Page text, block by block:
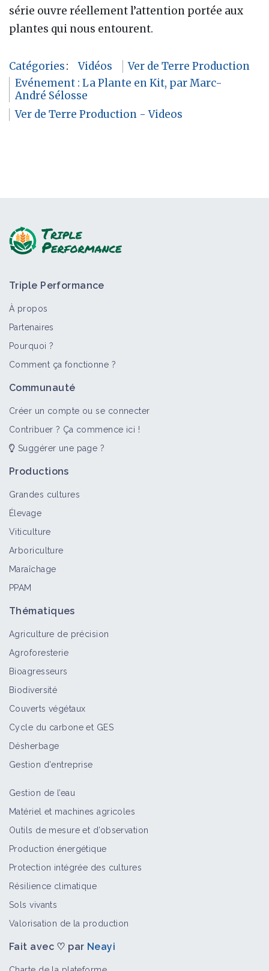
série ouvre réellement l’attention portée aux
plantes qui nous entourent.
Catégories: Vidéos
Ver de Terre Production
Evénement : La Plante en Kit, par Marc-
André Sélosse
Ver de Terre Production - Videos
Triple Performance
À propos
Partenaires
Pourquoi ?
Comment ça fonctionne ?
Communauté
Créer un compte ou se connecter
Contribuer ? Ça commence ici !
Suggérer une page ?
Productions
Grandes cultures
Élevage
Viticulture
Arboriculture
Maraîchage
PPAM
Thématiques
Agriculture de précision
Agroforesterie
Bioagresseurs
Biodiversité
Couverts végétaux
Cycle du carbone et GES
Désherbage
Gestion d'entreprise
Gestion de l’eau
Matériel et machines agricoles
Outils de mesure et d’observation
Production énergétique
Protection intégrée des cultures
Résilience climatique
Sols vivants
Valorisation de la production
Fait avec ♡ par Neayi